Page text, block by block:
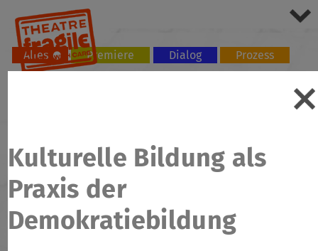
Alles Premiere Dialog
Prozess
Kulturelle Bildung als
Praxis der
Demokratiebildung